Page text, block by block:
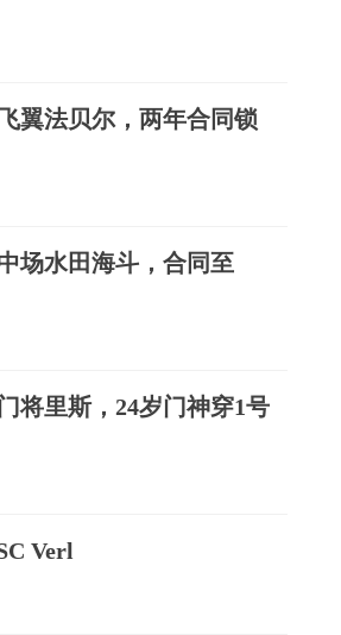
翼法贝尔，两年合同锁
场水田海斗，合同至
将里斯，24岁门神穿1号
Verl